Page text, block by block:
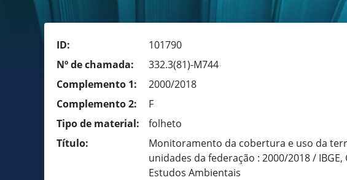
ID:
101790
Nº de chamada:
332.3(81)-M744
Complemento 1:
2000/2018
Complemento 2:
F
Tipo de material:
folheto
Título:
Monitoramento da cobertura e uso da
unidades da federação : 2000/2018 /
Estudos Ambientais